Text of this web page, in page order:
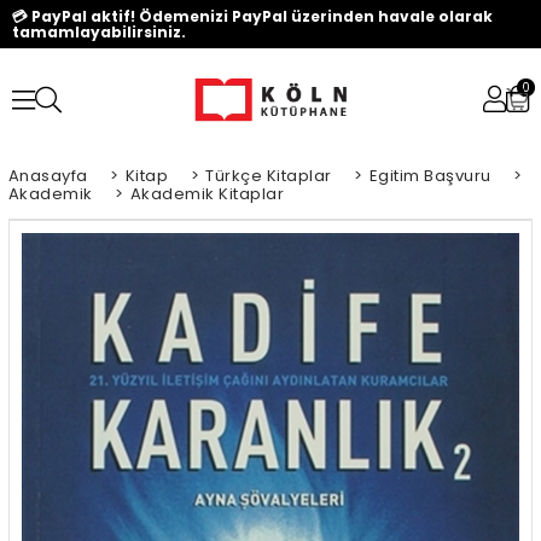
💳 PayPal aktif! Ödemenizi PayPal üzerinden havale olarak
tamamlayabilirsiniz.
0
Anasayfa > Kitap > Türkçe Kitaplar > Egitim Başvuru >
Akademik > Akademik Kitaplar